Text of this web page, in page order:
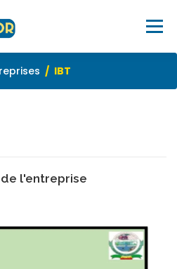
Menu
OUTILS
IBT
l'entreprise